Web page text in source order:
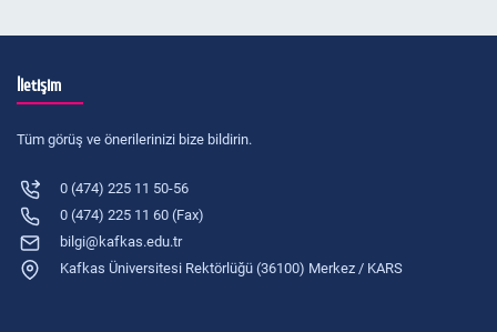
İletişim
Tüm görüş ve önerilerinizi bize bildirin.
0 (474) 225 11 50-56
0 (474) 225 11 60 (Fax)
bilgi@kafkas.edu.tr
Kafkas Üniversitesi Rektörlüğü (36100) Merkez / KARS